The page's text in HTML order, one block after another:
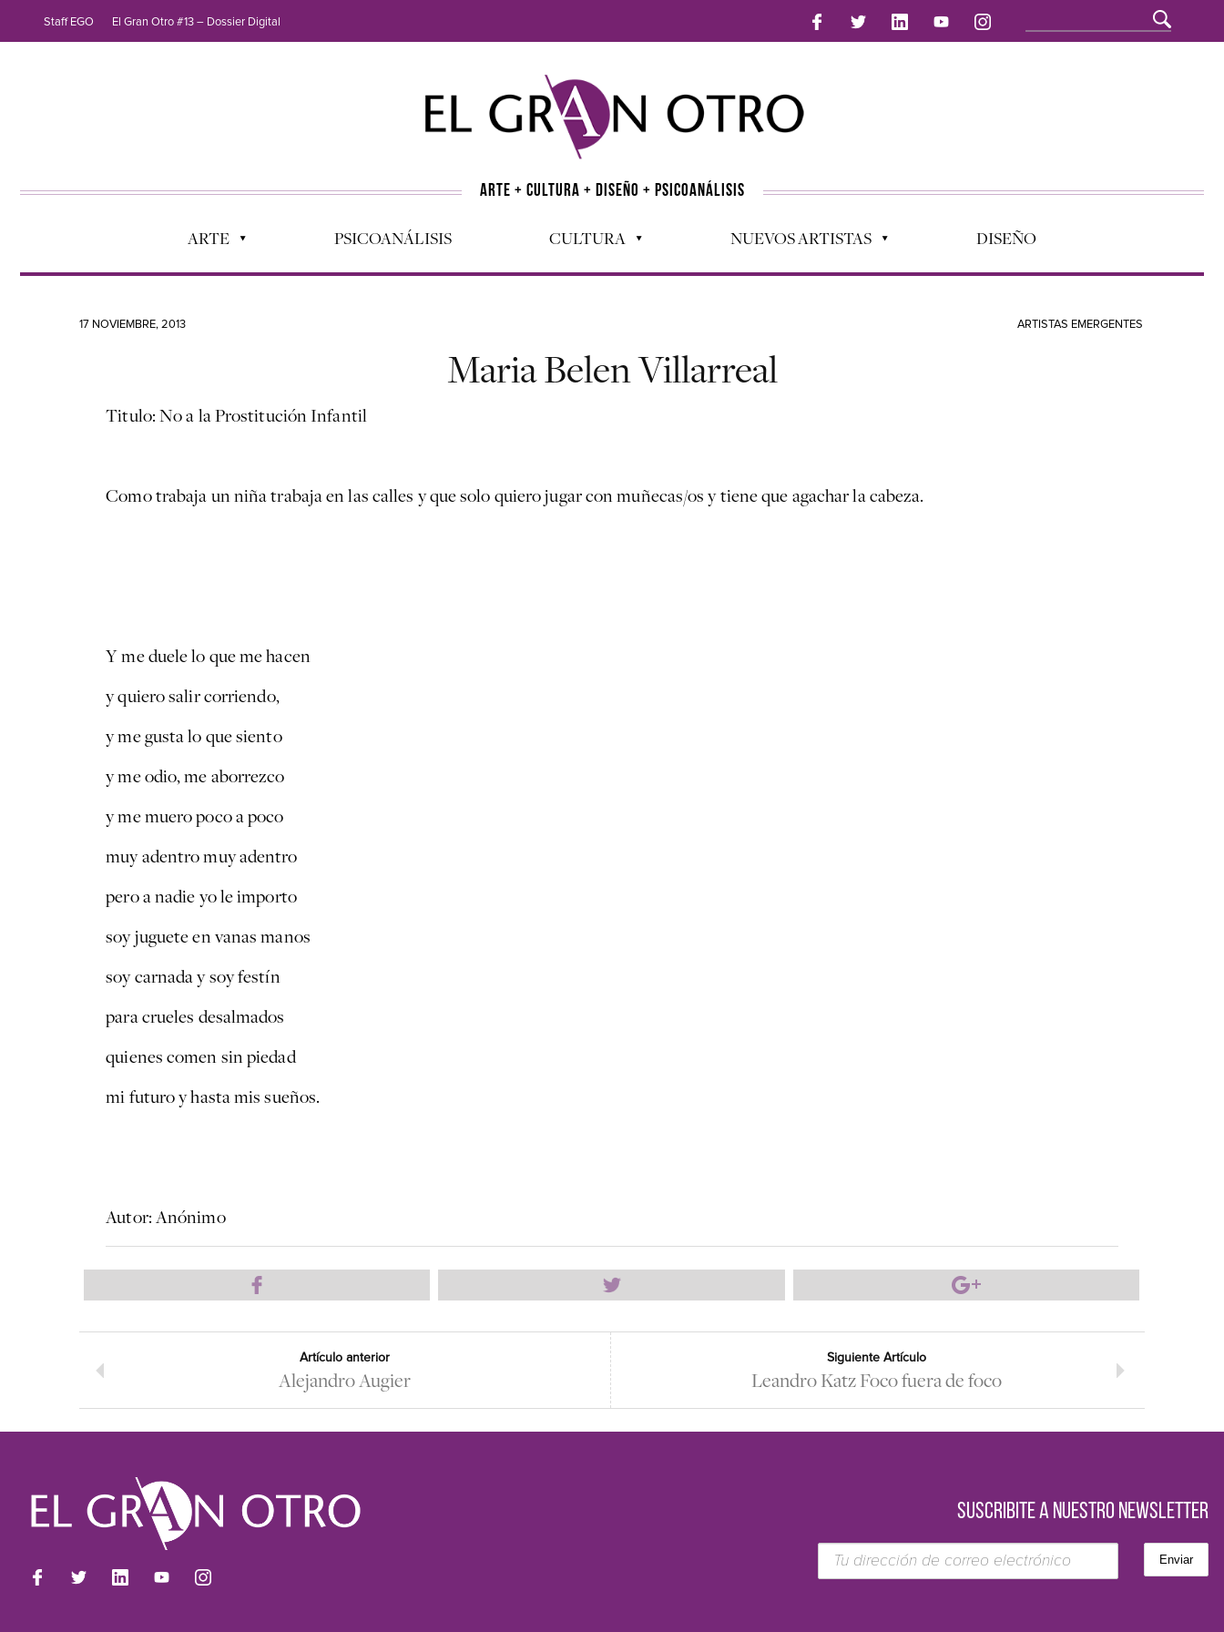
Staff EGO El Gran Otro #13 – Dossier Digital
ARTE + CULTURA + DISEÑO + PSICOANÁLISIS
ARTE PSICOANÁLISIS CULTURA NUEVOS ARTISTAS DISEÑO
17 NOVIEMBRE, 2013 ARTISTAS EMERGENTES
Maria Belen Villarreal
Titulo: No a la Prostitución Infantil
Como trabaja un niña trabaja en las calles y que solo quiero jugar con muñecas/os y tiene que agachar la cabeza.
Y me duele lo que me hacen
y quiero salir corriendo,
y me gusta lo que siento
y me odio, me aborrezco
y me muero poco a poco
muy adentro muy adentro
pero a nadie yo le importo
soy juguete en vanas manos
soy carnada y soy festín
para crueles desalmados
quienes comen sin piedad
mi futuro y hasta mis sueños.
Autor: Anónimo
Artículo anterior
Alejandro Augier
Siguiente Artículo
Leandro Katz Foco fuera de foco
SUSCRIBITE A NUESTRO NEWSLETTER